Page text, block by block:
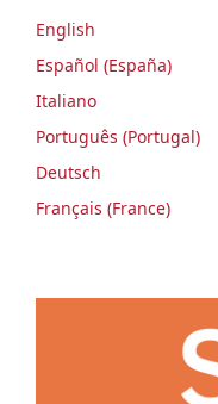
English
Español (España)
Italiano
Português (Portugal)
Deutsch
Français (France)